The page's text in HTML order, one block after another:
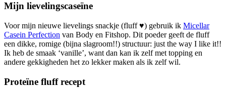
Mijn lievelingscaseïne
Voor mijn nieuwe lievelings snackje (fluff ♥) gebruik ik Micellar
Casein Perfection van Body en Fitshop. Dit poeder geeft de fluff
een dikke, romige (bijna slagroom!!) structuur: just the way I like it!!
Ik heb de smaak ‘vanille’, want dan kan ik zelf met topping en
andere gekkigheden het zo lekker maken als ik zelf wil.
Proteïne fluff recept